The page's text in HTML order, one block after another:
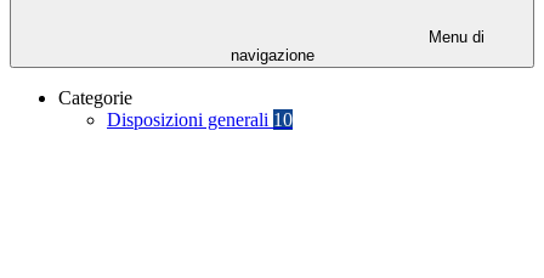
Menu di
navigazione
Categorie
Disposizioni generali 10